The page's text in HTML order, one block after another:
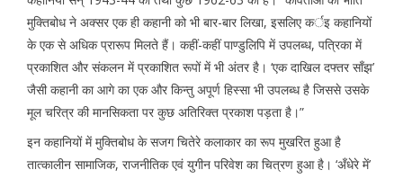
मुक्तिबोध ने अक्सर एक ही कहानी को भी बार-बार लिखा, इसलिए कर्इ कहानियों
के एक से अधिक प्रारूप मिलते हैं। कहीं-कहीं पाण्डुलिपि में उपलब्ध, पत्रिका में
प्रकाशित और संकलन में प्रकाशित रूपों में भी अंतर है। ‘एक दाखिल दफ्तर साँझ’
जैसी कहानी का आगे का एक और किन्तु अपूर्ण हिस्सा भी उपलब्ध है जिससे उसके
मूल चरित्र की मानसिकता पर कुछ अतिरिक्त प्रकाश पड़ता है।”
इन कहानियों में मुक्तिबोध के सजग चितेरे कलाकार का रूप मुखरित हुआ है
तात्कालीन सामाजिक, राजनीतिक एवं युगीन परिवेश का चित्रण हुआ है। ‘अँधेरे में’